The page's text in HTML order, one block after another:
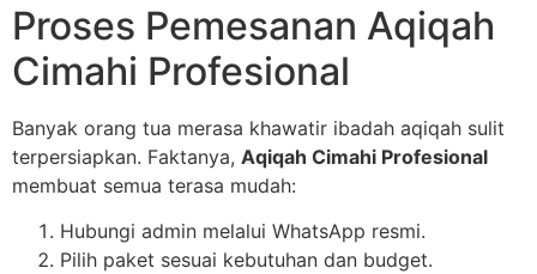
Proses Pemesanan Aqiqah
Cimahi Profesional
Banyak orang tua merasa khawatir ibadah aqiqah sulit
terpersiapkan. Faktanya, Aqiqah Cimahi Profesional
membuat semua terasa mudah:
Hubungi admin melalui WhatsApp resmi.
Pilih paket sesuai kebutuhan dan budget.